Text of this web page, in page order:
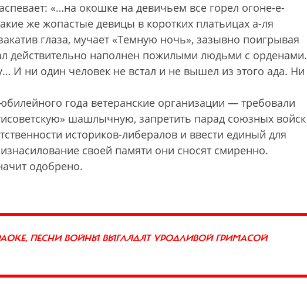
«…на окошке на девичьем все горел огоне-е-
же жопастые девицы в коротких платьицах а-ля
глаза, мучает «Темную ночь», зазывно поигрывая
действительно наполнен пожилыми людьми с орденами.
И ни один человек не встал и не вышел из этого ада. Ни
года ветеранские организации — требовали
шашлычную, запретить парад союзных войск
историков-либералов и ввести единый для
своей памяти они сносят смиренно.
одобрено.
ПЕСНИ ВОЙНЫ ВЫГЛЯДЯТ УРОДЛИВОЙ ГРИМАСОЙ